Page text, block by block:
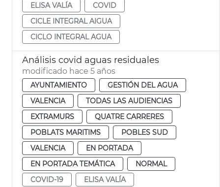
ELISA VALÍA
COVID
CICLE INTEGRAL AIGUA
CICLO INTEGRAL AGUA
Análisis covid aguas residuales
modificado hace 5 años
AYUNTAMIENTO
GESTIÓN DEL AGUA
VALENCIA
TODAS LAS AUDIENCIAS
EXTRAMURS
QUATRE CARRERES
POBLATS MARITIMS
POBLES SUD
VALENCIA
EN PORTADA
EN PORTADA TEMÁTICA
NORMAL
COVID-19
ELISA VALÍA